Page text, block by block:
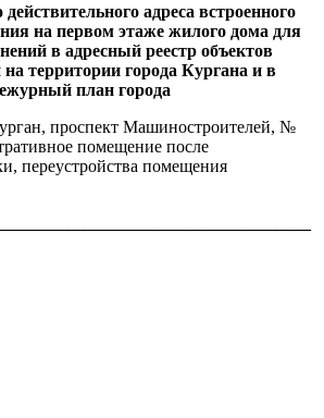
действительного адреса встроенного
на первом этаже жилого дома для
й в адресный реестр объектов
территории города Кургана и в
план города
проспект Машиностроителей, №
помещение после
переустройства помещения